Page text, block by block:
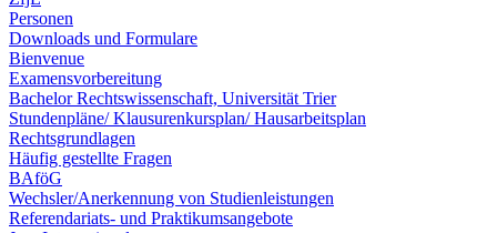
Personen
Downloads und Formulare
Bienvenue
Examensvorbereitung
Bachelor Rechtswissenschaft, Universität Trier
Stundenpläne/ Klausurenkursplan/ Hausarbeitsplan
Rechtsgrundlagen
Häufig gestellte Fragen
BAföG
Wechsler/Anerkennung von Studienleistungen
Referendariats- und Praktikumsangebote